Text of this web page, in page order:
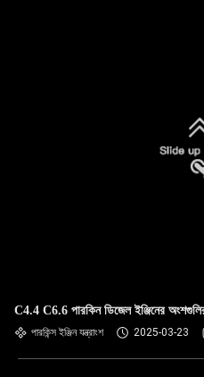
C4.4 C6.6 পারকিন ডিজেল ইঞ্জিনের
পারকিন্স ইঞ্জিন যন্ত্রাংশ 2025-03-23